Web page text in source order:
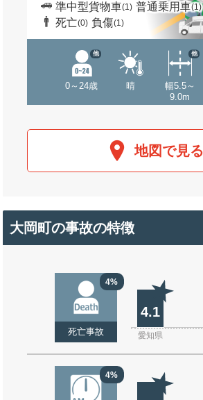
準中型貨物車(1) 普通乗用車(1)
死亡(0) 負傷(1)
0～24歳
他
晴
幅5.5～
9.0m
他
地図で見る
大岡町の事故の特徴
4%
死亡事故
4.1
愛知県
4%